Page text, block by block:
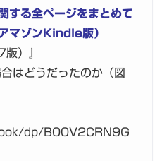
する全ページをまとめて
マゾンKindle版）
版）』
はどうだったのか（図
dp/B00V2CRN9G